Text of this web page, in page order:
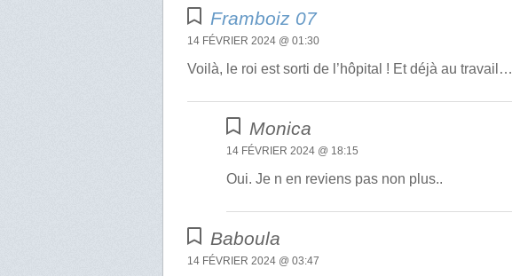
Framboiz 07
14 FÉVRIER 2024 @ 01:30
Voilà, le roi est sorti de l’hôpital ! Et déjà au travail…
Monica
14 FÉVRIER 2024 @ 18:15
Oui. Je n en reviens pas non plus..
Baboula
14 FÉVRIER 2024 @ 03:47